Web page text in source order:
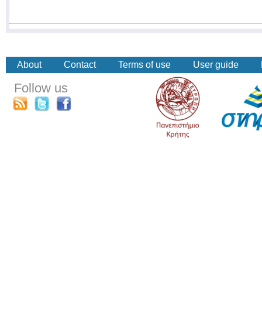
About Contact Terms of use User guide
Follow us